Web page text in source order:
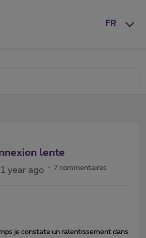
FR
lente
year ago 7 commentaires
je constate un ralentissement dans